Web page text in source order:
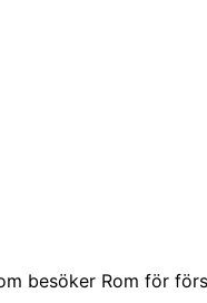
besöker Rom för